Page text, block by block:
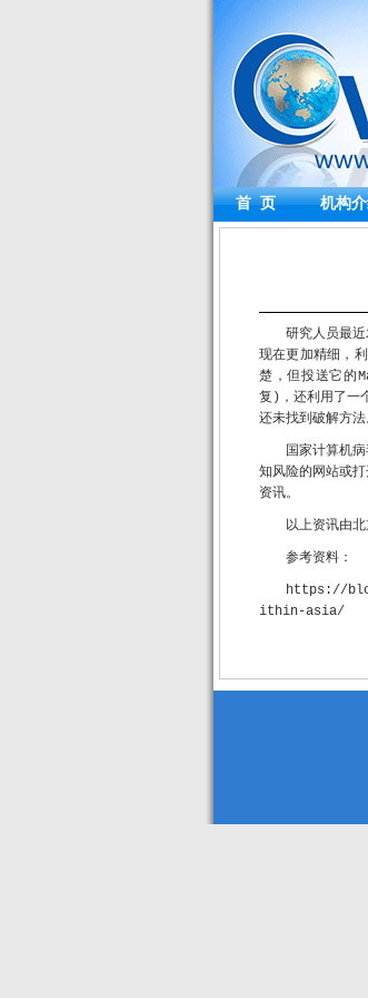
首 页 机构
研究人员最
现在更加精细，
楚，但投送它的
复)，还利用了
还未找到破解方法
国家计算机
知风险的网站或
资讯。
以上资讯由
参考资料：
https://
ithin-asia/